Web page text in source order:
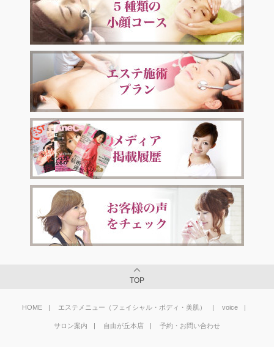
TOP
HOME エステメニュー（フェイシャル・ボディ・美肌） voice
サロン案内 自由が丘本店 予約・お問い合わせ